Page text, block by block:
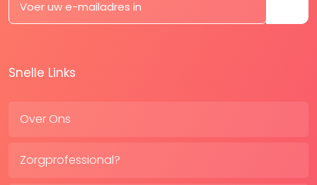
Snelle Links
Over Ons
Zorgprofessional?